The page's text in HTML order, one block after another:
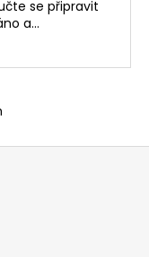
se připravit
a...